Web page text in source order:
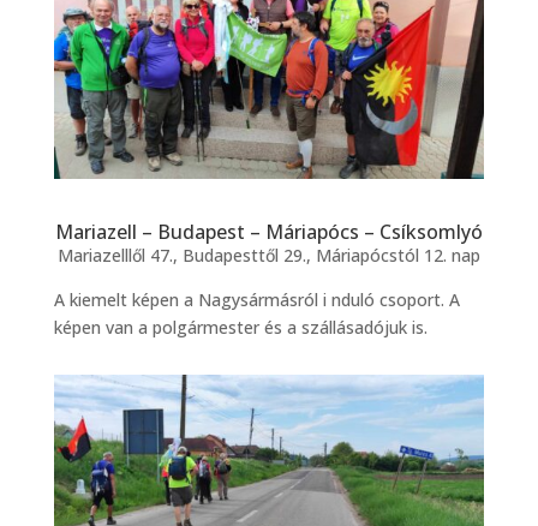
Mariazell – Budapest – Máriapócs – Csíksomlyó
Mariazelllől 47., Budapesttől 29., Máriapócstól 12. nap
A kiemelt képen a Nagysármásról i nduló csoport. A
képen van a polgármester és a szállásadójuk is.